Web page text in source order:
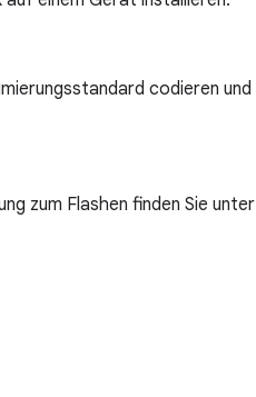
codieren und
zum Flashen finden Sie unter